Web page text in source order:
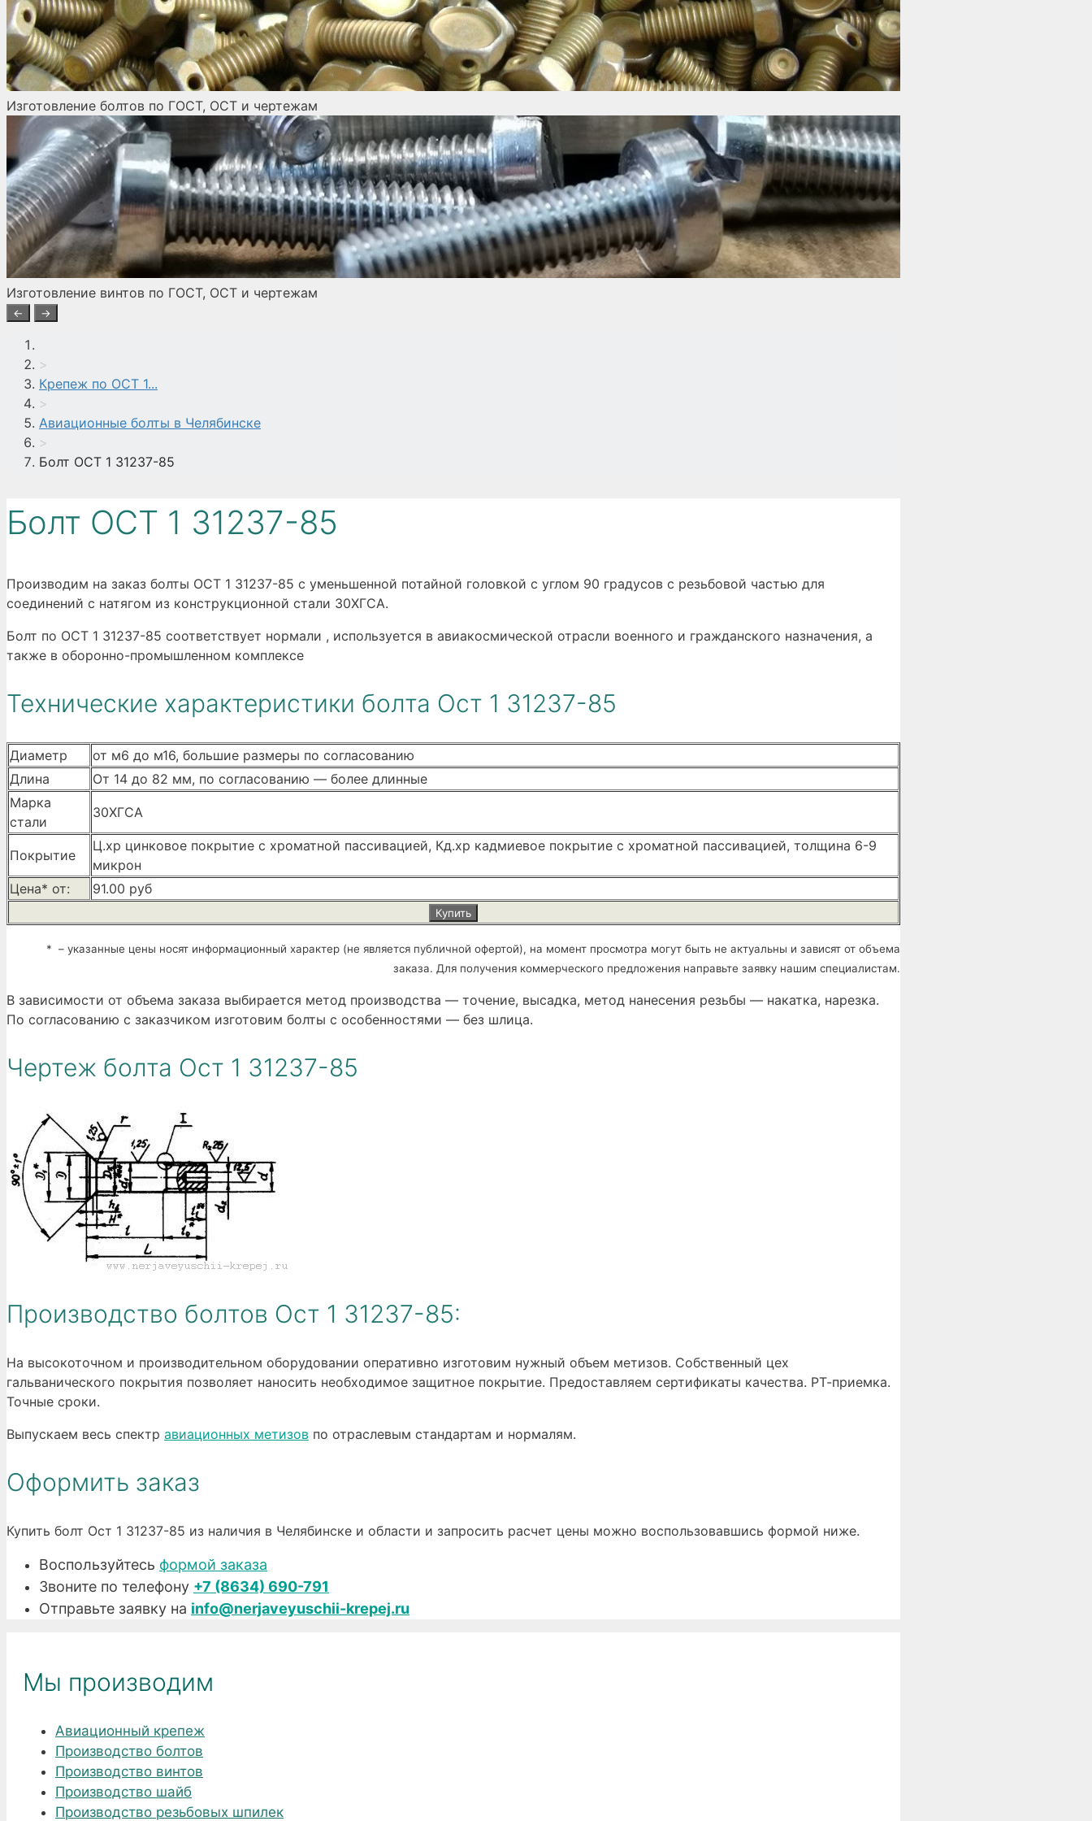
Изготовление болтов по ГОСТ, ОСТ и чертежам
Изготовление винтов по ГОСТ, ОСТ и чертежам
← →
>
Крепеж по ОСТ 1...
>
Авиационные болты в Челябинске
>
Болт ОСТ 1 31237-85
Болт ОСТ 1 31237-85
Производим на заказ болты ОСТ 1 31237-85 с уменьшенной потайной головкой с углом 90 градусов с резьбовой частью для
соединений с натягом из конструкционной стали 30ХГСА.
Болт по ОСТ 1 31237-85 соответствует нормали , используется в авиакосмической отрасли военного и гражданского назначения, а
также в оборонно-промышленном комплексе
Технические характеристики болта Ост 1 31237-85
Диаметр
от м6 до м16, большие размеры по согласованию
Длина
От 14 до 82 мм, по согласованию — более длинные
Марка
стали
30ХГСА
Покрытие
Ц.хр цинковое покрытие с хроматной пассивацией, Кд.хр кадмиевое покрытие с хроматной пассивацией, толщина 6-9
микрон
Цена* от:
91.00 руб
Купить
* – указанные цены носят информационный характер (не является публичной офертой), на момент просмотра могут быть не актуальны и зависят от объема
заказа. Для получения коммерческого предложения направьте заявку нашим специалистам.
В зависимости от объема заказа выбирается метод производства — точение, высадка, метод нанесения резьбы — накатка, нарезка.
По согласованию с заказчиком изготовим болты с особенностями — без шлица.
Чертеж болта Ост 1 31237-85
Производство болтов Ост 1 31237-85:
На высокоточном и производительном оборудовании оперативно изготовим нужный объем метизов. Собственный цех
гальванического покрытия позволяет наносить необходимое защитное покрытие. Предоставляем сертификаты качества. РТ-приемка.
Точные сроки.
Выпускаем весь спектр авиационных метизов по отраслевым стандартам и нормалям.
Оформить заказ
Купить болт Ост 1 31237-85 из наличия в Челябинске и области и запросить расчет цены можно воспользовавшись формой ниже.
Воспользуйтесь формой заказа
Звоните по телефону +7 (8634) 690-791
Отправьте заявку на info@nerjaveyuschii-krepej.ru
Мы производим
Авиационный крепеж
Производство болтов
Производство винтов
Производство шайб
Производство резьбовых шпилек